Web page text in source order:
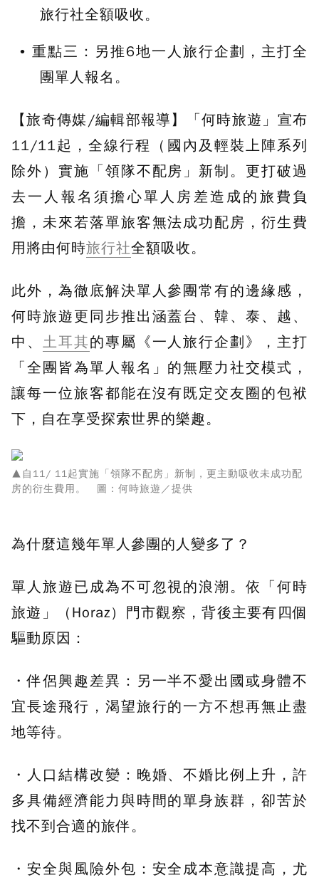
旅行社全額吸收。
重點三： 另推6地一人旅行企劃，主打全
團單人報名。
【旅奇傳媒/編輯部報導】「何時旅遊」宣布
11/11起，全線行程（國內及輕裝上陣系列
除外）實施「領隊不配房」新制。更打破過
去一人報名須擔心單人房差造成的旅費負
擔，未來若落單旅客無法成功配房，衍生費
用將由何時旅行社全額吸收。
此外，為徹底解決單人參團常有的邊緣感，
何時旅遊更同步推出涵蓋台、韓、泰、越、
中、 土耳其的專屬《一人旅行企劃》，主打
「全團皆為單人報名」的無壓力社交模式，
讓每一位旅客都能在沒有既定交友圈的包袱
下，自在享受探索世界的樂趣。
▲自11/ 11起實施「領隊不配房」新制，更主動吸收未成功配
房的衍生費用。 圖：何時旅遊／提供
為什麼這幾年單人參團的人變多了？
單人旅遊已成為不可忽視的浪潮。依「何時
旅遊」（Horaz）門市觀察，背後主要有四個
驅動原因：
・伴侶興趣差異：另一半不愛出國或身體不
宜長途飛行，渴望旅行的一方不想再無止盡
地等待。
・人口結構改變：晚婚、不婚比例上升，許
多具備經濟能力與時間的單身族群，卻苦於
找不到合適的旅伴。
・安全與風險外包：安全成本意識提高，尤